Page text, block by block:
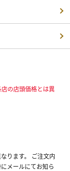
の店頭価格とは異
ります。 ご注文内
メールにてお知ら